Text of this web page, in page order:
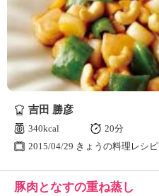
理
」
吉田 勝彦
340kcal
20分
2015/04/29 きょうの料理レシピ
豚肉となすの重ね蒸し